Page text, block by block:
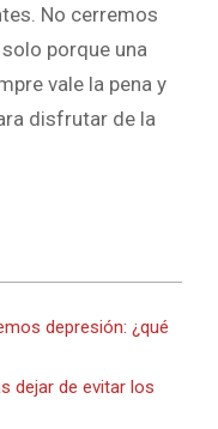
No cerremos
porque una
vale la pena y
disfrutar de la
depresión: ¿qué
dejar de evitar los